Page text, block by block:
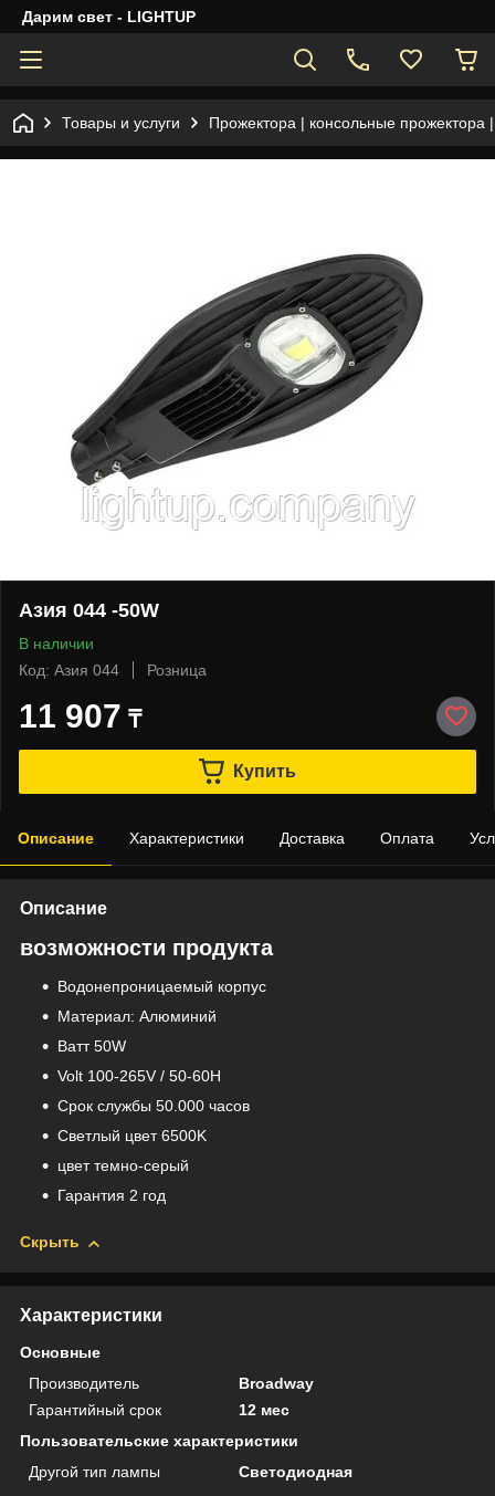
Дарим свет - LIGHTUP
Товары и услуги Прожектора | консольные прожектора
Азия 044 -50W
В наличии
Код: Азия 044
Розница
11 907 ₸
Купить
Описание Характеристики Доставка Оплата
Описание
возможности продукта
Водонепроницаемый корпус
Материал: Aлюминий
Bатт 50W
Volt 100-265V / 50-60H
Срок службы 50.000 часов
Светлый цвет 6500K
цвет темно-серый
Гарантия 2 год
Скрыть
Характеристики
Основные
Производитель
Broadway
Гарантийный срок
12 мес
Пользовательские характеристики
Другой тип лампы
Светодиодная